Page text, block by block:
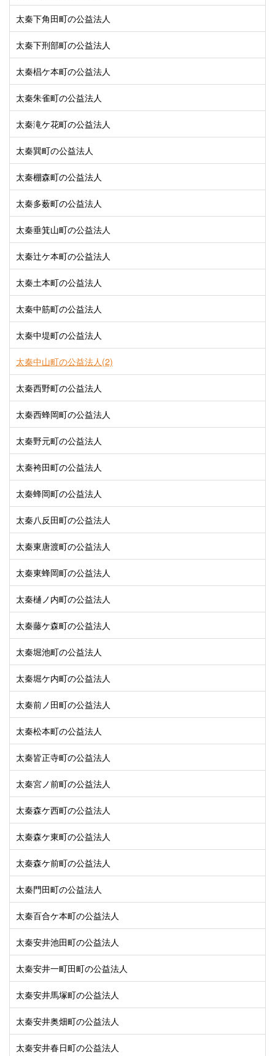
太秦下角田町の公益法人
太秦下刑部町の公益法人
太秦椙ケ本町の公益法人
太秦朱雀町の公益法人
太秦滝ケ花町の公益法人
太秦巽町の公益法人
太秦棚森町の公益法人
太秦多薮町の公益法人
太秦垂箕山町の公益法人
太秦辻ケ本町の公益法人
太秦土本町の公益法人
太秦中筋町の公益法人
太秦中堤町の公益法人
太秦中山町の公益法人(2)
太秦西野町の公益法人
太秦西蜂岡町の公益法人
太秦野元町の公益法人
太秦袴田町の公益法人
太秦蜂岡町の公益法人
太秦八反田町の公益法人
太秦東唐渡町の公益法人
太秦東蜂岡町の公益法人
太秦樋ノ内町の公益法人
太秦藤ケ森町の公益法人
太秦堀池町の公益法人
太秦堀ケ内町の公益法人
太秦前ノ田町の公益法人
太秦松本町の公益法人
太秦皆正寺町の公益法人
太秦宮ノ前町の公益法人
太秦森ケ西町の公益法人
太秦森ケ東町の公益法人
太秦森ケ前町の公益法人
太秦門田町の公益法人
太秦百合ケ本町の公益法人
太秦安井池田町の公益法人
太秦安井一町田町の公益法人
太秦安井馬塚町の公益法人
太秦安井奥畑町の公益法人
太秦安井春日町の公益法人